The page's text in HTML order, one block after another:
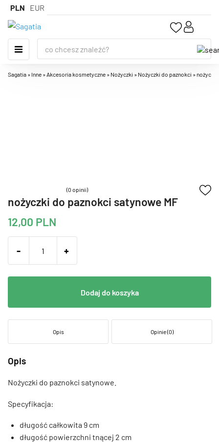
PLN EUR
Sagatia » Inne »Akcesoria kosmetyczne » Nożyczki » Nożyczki do paznokci »
(0 opinii)
nożyczki do paznokci satynowe MF
12,00 PLN
- +
Dodaj do koszyka
Opis Opinie (0)
Opis
Nożyczki do paznokci satynowe.
Specyfikacja:
długość całkowita 9 cm
długość powierzchni tnącej 2 cm